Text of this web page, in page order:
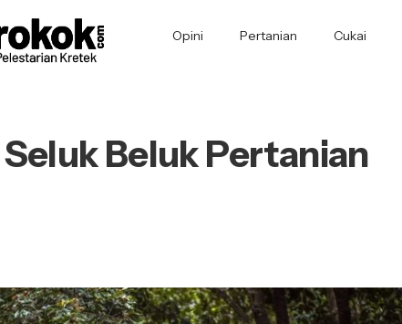
Opini Pertanian Cukai
Beluk Pertanian